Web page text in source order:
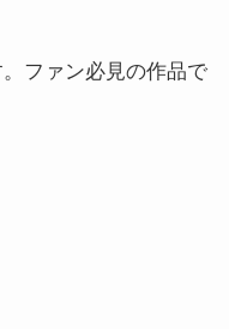
ファン必見の作品で